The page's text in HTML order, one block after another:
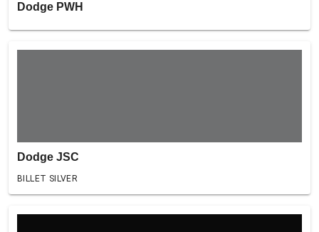
Dodge PWH
Dodge JSC
BILLET SILVER